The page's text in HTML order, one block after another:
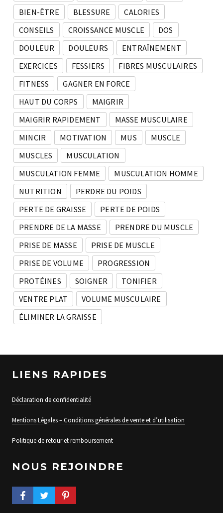
BIEN-ÊTRE
BLESSURE
CALORIES
CONSEILS
CROISSANCE MUSCLE
DOS
DOULEUR
DOULEURS
ENTRAÎNEMENT
EXERCICES
FESSIERS
FIBRES MUSCULAIRES
FITNESS
GAGNER EN FORCE
HAUT DU CORPS
MAIGRIR
MAIGRIR RAPIDEMENT
MASSE MUSCULAIRE
MINCIR
MOTIVATION MUS
MUSCLE
MUSCLES
MUSCULATION
MUSCULATION FEMME
MUSCULATION HOMME
NUTRITION
PERDRE DU POIDS
PERTE DE GRAISSE
PERTE DE POIDS
PRENDRE DE LA MASSE
PRENDRE DU MUSCLE
PRISE DE MASSE
PRISE DE MUSCLE
PRISE DE VOLUME
PROGRESSION
PROTÉINES
SOIGNER
TONIFIER
VENTRE PLAT
VOLUME MUSCULAIRE
ÉLIMINER LA GRAISSE
LIENS RAPIDES
Déclaration de confidentialité
Mentions Légales – Conditions générales de vente et d’utilisation
Politique de retour et remboursement
NOUS REJOINDRE
FACEBOOK PROFILE
TWITTER PROFILEPINTEREST PROFILE